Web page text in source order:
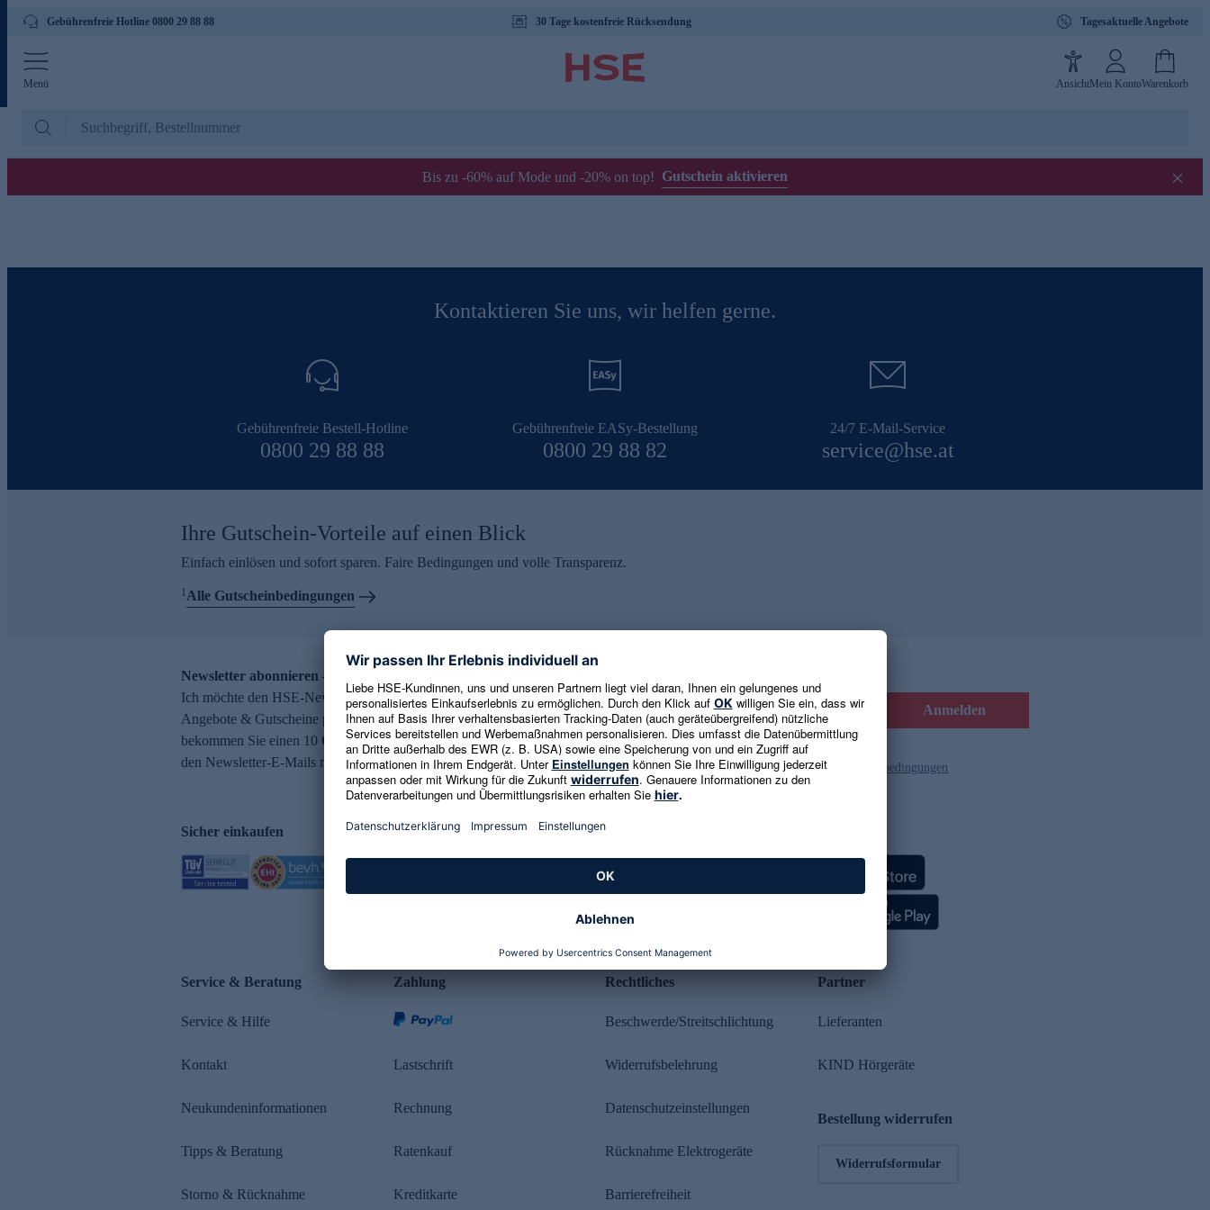
Gebührenfreie Hotline 0800 29 88 88 30 Tage kostenfreie Rücksendung Tagesaktuelle Angebote
Menü AnsichtMein KontoWarenkorb
Bis zu -60% auf Mode und -20% on top! Gutschein aktivieren
Kontaktieren Sie uns, wir helfen gerne.
Gebührenfreie Bestell-Hotline
0800 29 88 88
Gebührenfreie EASy-Bestellung
0800 29 88 82
24/7 E-Mail-Service
service@hse.at
Ihre Gutschein-Vorteile auf einen Blick
Einfach einlösen und sofort sparen. Faire Bedingungen und volle Transparenz.
1Alle Gutscheinbedingungen
Newsletter abonnieren – 10 € Gutschein erhalten
Ich möchte den HSE-Newsletter abonnieren und aktuelle Trends,
Angebote & Gutscheine per E-Mail erhalten. Als Dankeschön
bekommen Sie einen 10 € Gutschein. Eine Abmeldung ist jederzeit in
den Newsletter-E-Mails möglich.
E-Mail-Adresse eingeben Anmelden
Es gelten die Datenschutzrichtlinienund die Gutscheinbedingungen
Sicher einkaufen Kundenbewertung
Service & Beratung
Service & Hilfe
Kontakt
Neukundeninformationen
Tipps & Beratung
Storno & Rücknahme
Zahlung
Lastschrift
Rechnung
Ratenkauf
Kreditkarte
Rechtliches
Beschwerde/Streitschlichtung
Widerrufsbelehrung
Datenschutzeinstellungen
Rücknahme Elektrogeräte
Barrierefreiheit
Partner
Lieferanten
KIND Hörgeräte
Bestellung widerrufen
Widerrufsformular